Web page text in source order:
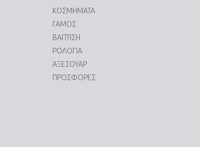
ΚΟΣΜΗΜΑΤΑ
ΓΑΜΟΣ
ΒΑΠΤΙΣΗ
ΡΟΛΟΓΙΑ
ΑΞΕΣΟΥΑΡ
ΠΡΟΣΦΟΡΕΣ